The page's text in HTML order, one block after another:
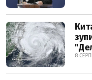
8